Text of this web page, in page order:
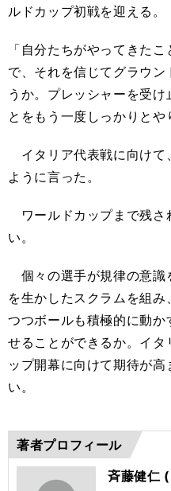
ルドカップ初戦を迎える。
「自分たちがやってきた
で、それを信じてグラウ
うか。プレッシャーを受
とをもう一度しっかりとや
イタリア代表戦に向けて
ように言った。
ワールドカップまで残さ
い。
個々の選手が規律の意識
を生かしたスクラムを組
つつボールも積極的に動
せることができるか。イ
ップ開幕に向けて期待が
い。
著者プロフィール
斉藤健仁